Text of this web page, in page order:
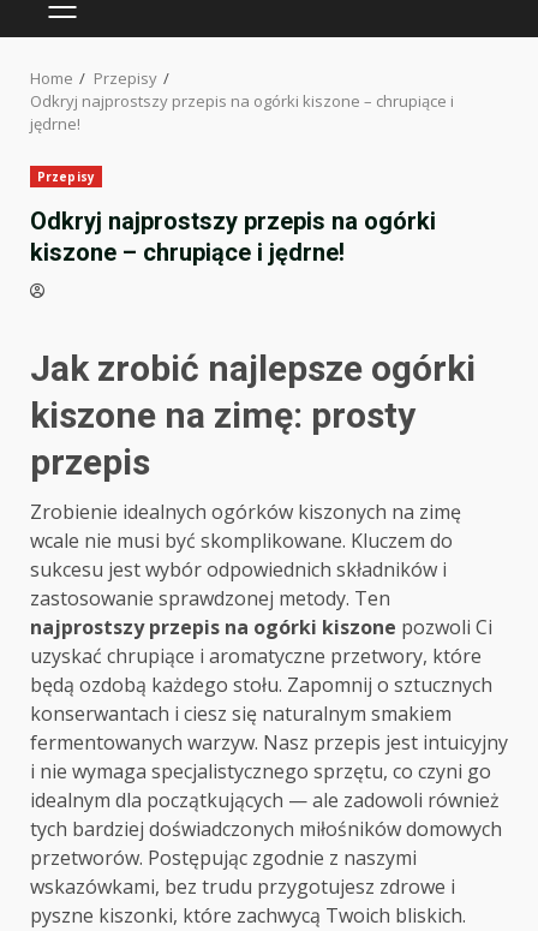
PRIMARY
Home
Przepisy
Odkryj najprostszy przepis na ogórki kiszone – chrupiące i
jędrne!
Przepisy
Odkryj najprostszy przepis na ogórki
kiszone – chrupiące i jędrne!
Jak zrobić najlepsze ogórki
kiszone na zimę: prosty
przepis
Zrobienie idealnych ogórków kiszonych na zimę
wcale nie musi być skomplikowane. Kluczem do
sukcesu jest wybór odpowiednich składników i
zastosowanie sprawdzonej metody. Ten
najprostszy przepis na ogórki kiszone pozwoli Ci
uzyskać chrupiące i aromatyczne przetwory, które
będą ozdobą każdego stołu. Zapomnij o sztucznych
konserwantach i ciesz się naturalnym smakiem
fermentowanych warzyw. Nasz przepis jest intuicyjny
i nie wymaga specjalistycznego sprzętu, co czyni go
idealnym dla początkujących — ale zadowoli również
tych bardziej doświadczonych miłośników domowych
przetworów. Postępując zgodnie z naszymi
wskazówkami, bez trudu przygotujesz zdrowe i
pyszne kiszonki, które zachwycą Twoich bliskich.